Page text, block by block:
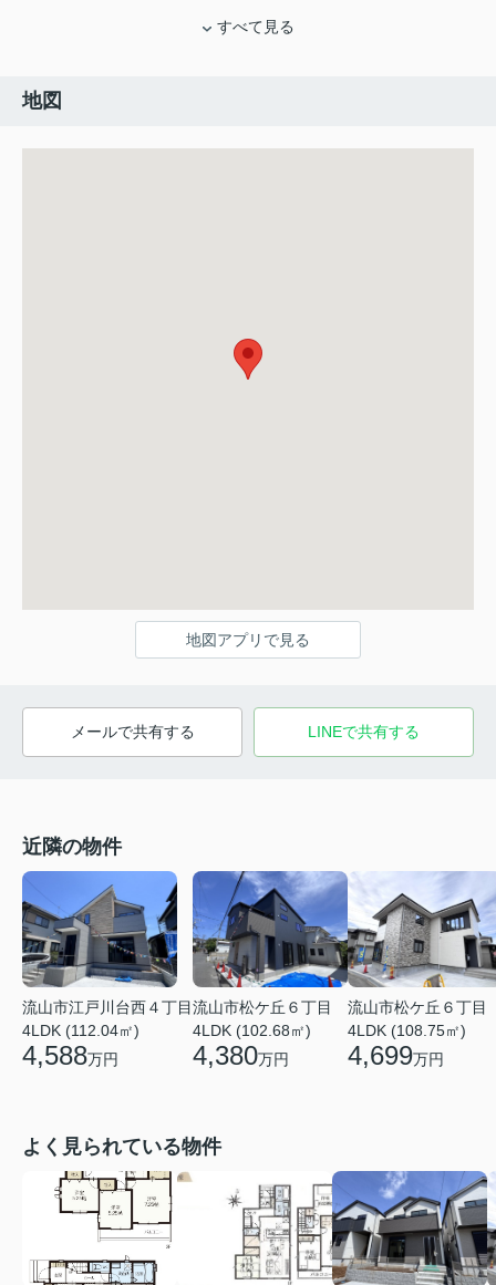
すべて見る
地図
地図アプリで見る
メールで共有する LINEで共有する
近隣の物件
流山市江戸川台西４丁目
4LDK (112.04㎡)
4,588万円
流山市松ケ丘６丁目
4LDK (102.68㎡)
4,380万円
流山市松ケ丘６丁目
4LDK (108.75㎡)
4,699万円
よく見られている物件